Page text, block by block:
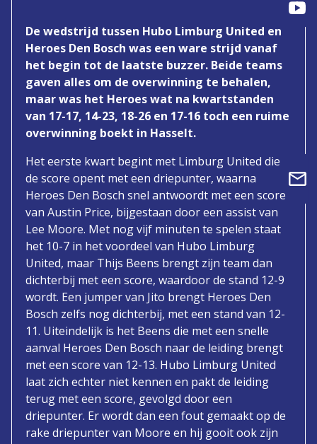
De wedstrijd tussen Hubo Limburg United en
Heroes Den Bosch was een ware strijd vanaf
het begin tot de laatste buzzer. Beide teams
gaven alles om de overwinning te behalen,
maar was het Heroes wat na kwartstanden
van 17-17, 14-23, 18-26 en 17-16 toch een ruime
overwinning boekt in Hasselt.
Het eerste kwart begint met Limburg United die
de score opent met een driepunter, waarna
Heroes Den Bosch snel antwoordt met een score
van Austin Price, bijgestaan door een assist van
Lee Moore. Met nog vijf minuten te spelen staat
het 10-7 in het voordeel van Hubo Limburg
United, maar Thijs Beens brengt zijn team dan
dichterbij met een score, waardoor de stand 12-9
wordt. Een jumper van Jito brengt Heroes Den
Bosch zelfs nog dichterbij, met een stand van 12-
11. Uiteindelijk is het Beens die met een snelle
aanval Heroes Den Bosch naar de leiding brengt
met een score van 12-13. Hubo Limburg United
laat zich echter niet kennen en pakt de leiding
terug met een score, gevolgd door een
driepunter. Er wordt dan een fout gemaakt op de
rake driepunter van Moore en hij gooit ook zijn